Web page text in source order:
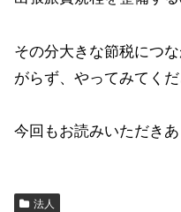
その分大きな節税につ
がらず、やってみてくだ
今回もお読みいただき
法人